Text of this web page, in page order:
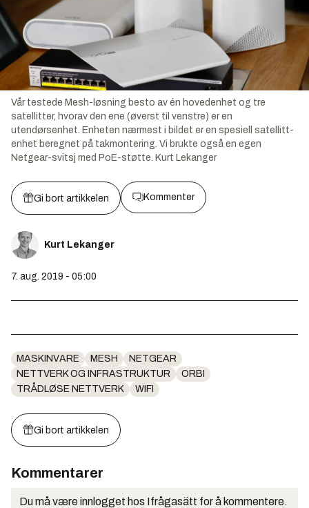
Vår testede Mesh-løsning besto av én hovedenhet og tre
satellitter, hvorav den ene (øverst til venstre) er en
utendørsenhet. Enheten nærmest i bildet er en spesiell satellitt-
enhet beregnet på takmontering. Vi brukte også en egen
Netgear-svitsj med PoE-støtte. Kurt Lekanger
Gi bort artikkelen Kommenter
Kurt Lekanger
7. aug. 2019 - 05:00
MASKINVARE MESH
NETGEAR
NETTVERK OG INFRASTRUKTUR
ORBI
TRÅDLØSE NETTVERK
WIFI
Gi bort artikkelen
Kommentarer
Du må være innlogget hos Ifrågasätt for å kommentere.